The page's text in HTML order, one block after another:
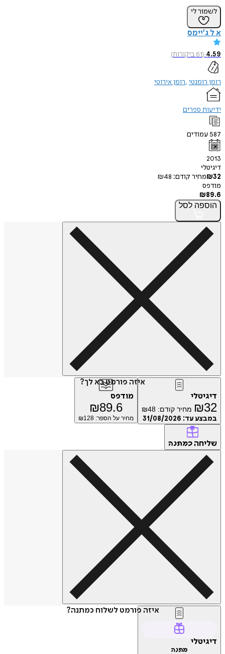
לי
61 ביקורות)
רומן אירוטי
ספרים
קודם:
₪48
לסל
איזה פורמט בא לך?
₪ מחיר קודם: ₪48
עד:31/08/2026
מודפס
₪89.6
מחיר על הספר: ₪128
כמתנה
איזה פורמט לשלוח כמתנה?